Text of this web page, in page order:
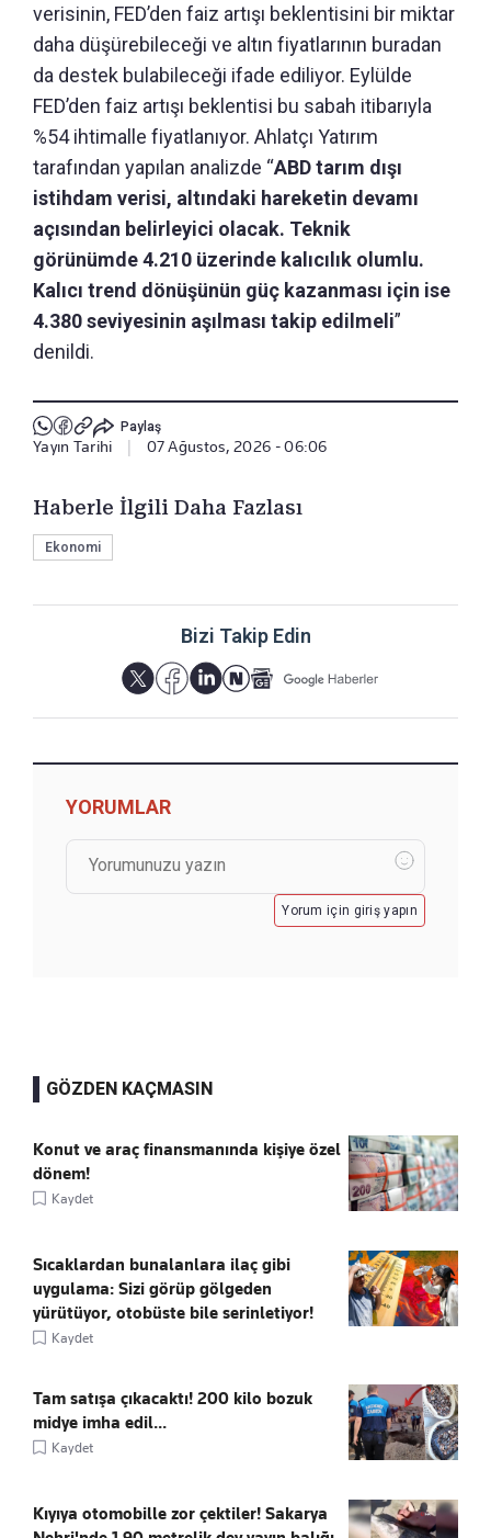
verisinin, FED’den faiz artışı beklentisini bir miktar
daha düşürebileceği ve altın fiyatlarının buradan
da destek bulabileceği ifade ediliyor. Eylülde
FED’den faiz artışı beklentisi bu sabah itibarıyla
%54 ihtimalle fiyatlanıyor. Ahlatçı Yatırım
tarafından yapılan analizde “ABD tarım dışı
istihdam verisi, altındaki hareketin devamı
açısından belirleyici olacak. Teknik
görünümde 4.210 üzerinde kalıcılık olumlu.
Kalıcı trend dönüşünün güç kazanması için ise
4.380 seviyesinin aşılması takip edilmeli”
denildi.
Paylaş
Yayın Tarihi 07 Ağustos, 2026 - 06:06
Haberle İlgili Daha Fazlası
Ekonomi
Bizi Takip Edin
YORUMLAR
Yorum için giriş yapın
GÖZDEN KAÇMASIN
Konut ve araç finansmanında kişiye özel
dönem!
Kaydet
Sıcaklardan bunalanlara ilaç gibi
uygulama: Sizi görüp gölgeden
yürütüyor, otobüste bile serinletiyor!
Kaydet
Tam satışa çıkacaktı! 200 kilo bozuk
midye imha edil...
Kaydet
Kıyıya otomobille zor çektiler! Sakarya